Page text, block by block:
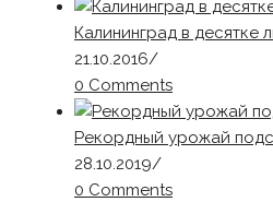
Калининград в
21.10.2016/
0 Comments
Рекордный урожай
28.10.2019/
0 Comments